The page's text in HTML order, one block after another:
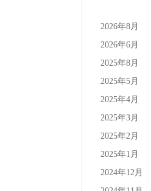
2026年8月
2026年6月
2025年8月
2025年5月
2025年4月
2025年3月
2025年2月
2025年1月
2024年12月